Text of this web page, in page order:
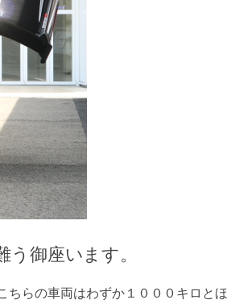
御座います。
らの車両はわずか１０００キロとほ